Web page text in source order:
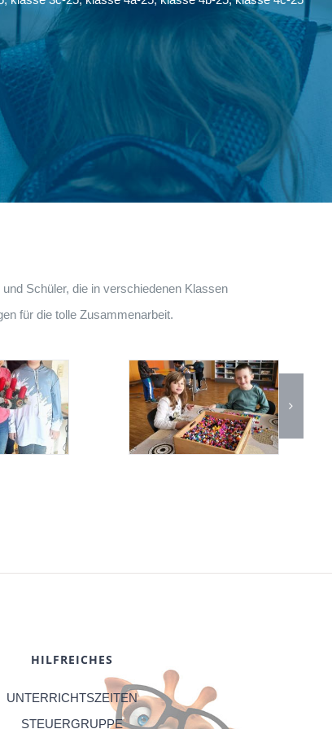
Schüler, die in verschiedenen Klassen
für die tolle Zusammenarbeit.
HILFREICHES
UNTERRICHTSZEITEN
STEUERGRUPPE